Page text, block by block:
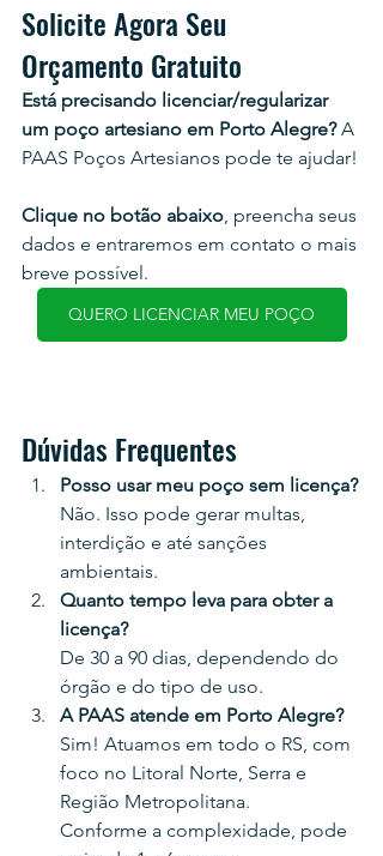
Solicite Agora Seu
Orçamento Gratuito
Está precisando licenciar/regularizar
um poço artesiano em Porto Alegre? A
PAAS Poços Artesianos pode te ajudar!
Clique no botão abaixo, preencha seus
dados e entraremos em contato o mais
breve possível.
QUERO LICENCIAR MEU POÇO
Dúvidas Frequentes
Posso usar meu poço sem licença?
Não. Isso pode gerar multas,
interdição e até sanções
ambientais.
Quanto tempo leva para obter a
licença?
De 30 a 90 dias, dependendo do
órgão e do tipo de uso.
A PAAS atende em Porto Alegre?
Sim! Atuamos em todo o RS, com
foco no Litoral Norte, Serra e
Região Metropolitana.
Conforme a complexidade, pode